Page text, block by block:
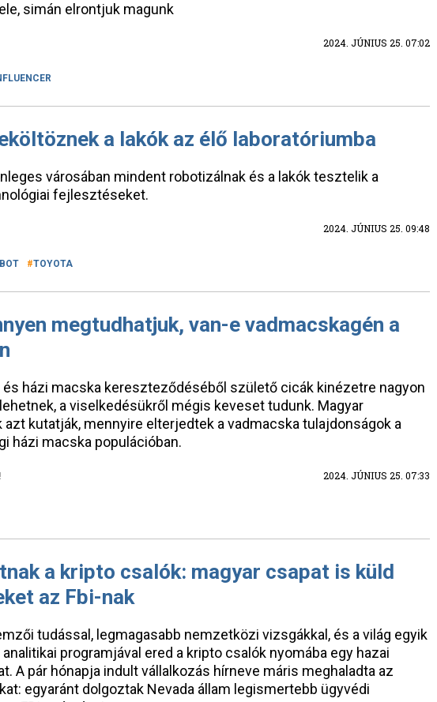
simán elrontjuk magunk
2024. JÚNIUS 25. 07:02
a lakók az élő laboratóriumba
városában mindent robotizálnak és a lakók tesztelik a
fejlesztéseket.
2024. JÚNIUS 25. 09:48
TOYOTA
megtudhatjuk, van-e vadmacskagén a
és házi macska kereszteződéséből születő cicák kinézetre nagyon
a viselkedésükről mégis keveset tudunk. Magyar
azt kutatják, mennyire elterjedtek a vadmacska tulajdonságok a
házi macska populációban.
2024. JÚNIUS 25. 07:33
a kripto csalók: magyar csapat is küld
az Fbi-nak
tudással, legmagasabb nemzetközi vizsgákkal, és a világ egyik
programjával ered a kripto csalók nyomába egy hazai
A pár hónapja indult vállalkozás hírneve máris meghaladta az
egyaránt dolgoztak Nevada állam legismertebb ügyvédi